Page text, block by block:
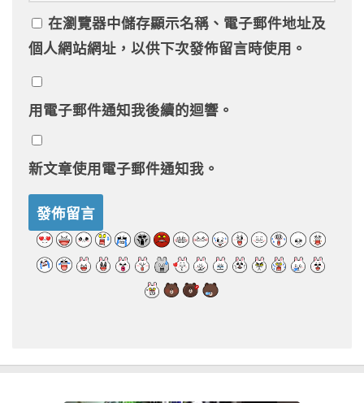
在瀏覽器中儲存顯示名稱、電子郵件地址及
個人網站網址，以供下次發佈留言時使用。
用電子郵件通知我後續的迴響。
新文章使用電子郵件通知我。